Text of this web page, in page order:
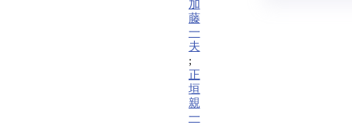
加
藤
一
夫
;
正
垣
親
一